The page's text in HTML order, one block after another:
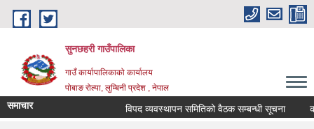
Skip to main content
सुनछहरी गाउँपालिका
गाउँ कार्यापालिकाको कार्यालय
पोबाङ रोल्पा, लुम्बिनी प्रदेश , नेपाल
समाचार विपद व्यवस्थापन समितिको वैठक सम्बन्धी सूचना